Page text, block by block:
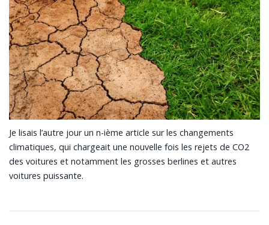
Je lisais l’autre jour un n-ième article sur les changements
climatiques, qui chargeait une nouvelle fois les rejets de CO2
des voitures et notamment les grosses berlines et autres
voitures puissante.